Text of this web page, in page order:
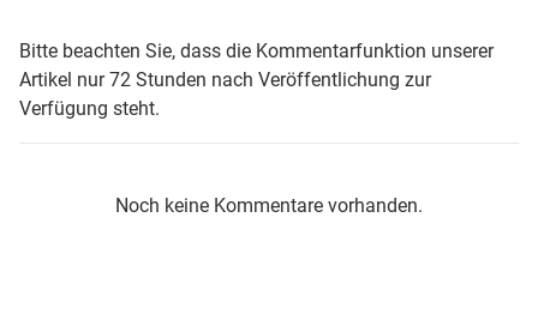
Bitte beachten Sie, dass die Kommentarfunktion unserer
Artikel nur 72 Stunden nach Veröffentlichung zur
Verfügung steht.
Noch keine Kommentare vorhanden.